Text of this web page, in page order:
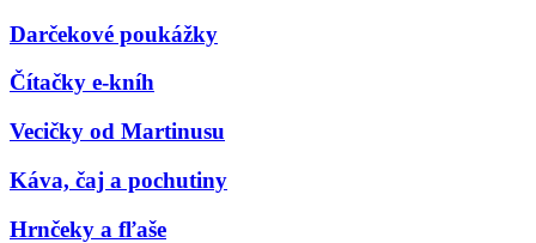
Darčekové poukážky
Čítačky e-kníh
Vecičky od Martinusu
Káva, čaj a pochutiny
Hrnčeky a fľaše